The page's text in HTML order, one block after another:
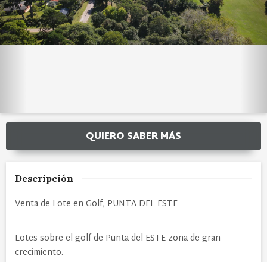
QUIERO SABER MÁS
Descripción
Venta de Lote en Golf, PUNTA DEL ESTE
Lotes sobre el golf de Punta del ESTE zona de gran
crecimiento.